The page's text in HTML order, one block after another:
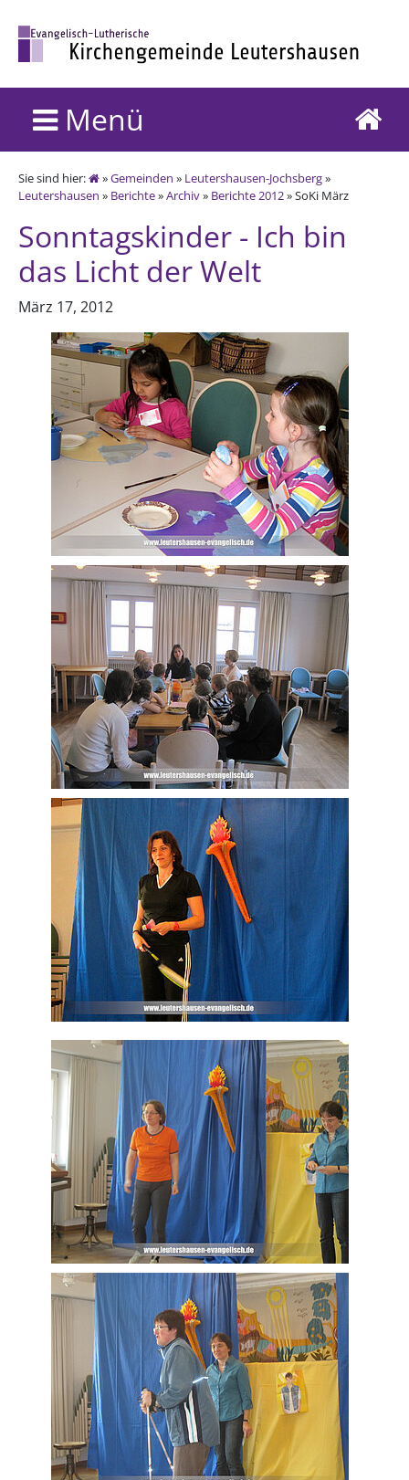
Menü
Sie sind hier: »Gemeinden » Leutershausen-Jochsberg»
Leutershausen » Berichte»Archiv» Berichte 2012» SoKi März
Sonntagskinder - Ich bin
das Licht der Welt
März 17, 2012